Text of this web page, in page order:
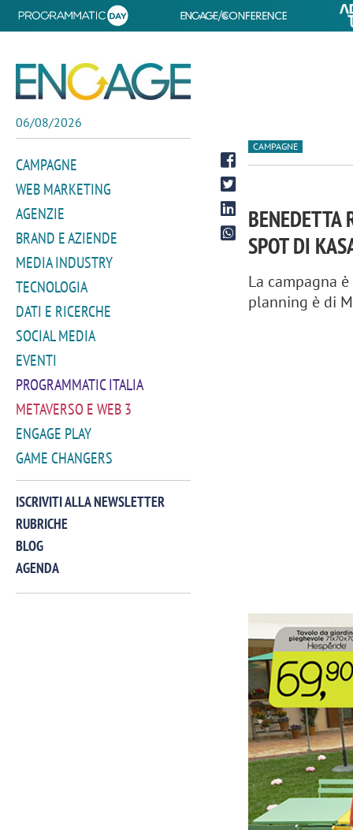
06/08/2026
CAMPAGNE
WEB MARKETING
AGENZIE
BRAND E AZIENDE
MEDIA INDUSTRY
TECNOLOGIA
DATI E RICERCHE
SOCIAL MEDIA
EVENTI
PROGRAMMATIC ITALIA
METAVERSO E WEB 3
ENGAGE PLAY
GAME CHANGERS
ISCRIVITI ALLA NEWSLETTER
RUBRICHE
BLOG
AGENDA
CAMPAGNE
BENEDETTA
SPOT DI
La campagna
planning è di
Manassero, Samsung Ads: «Con Total
Perez,